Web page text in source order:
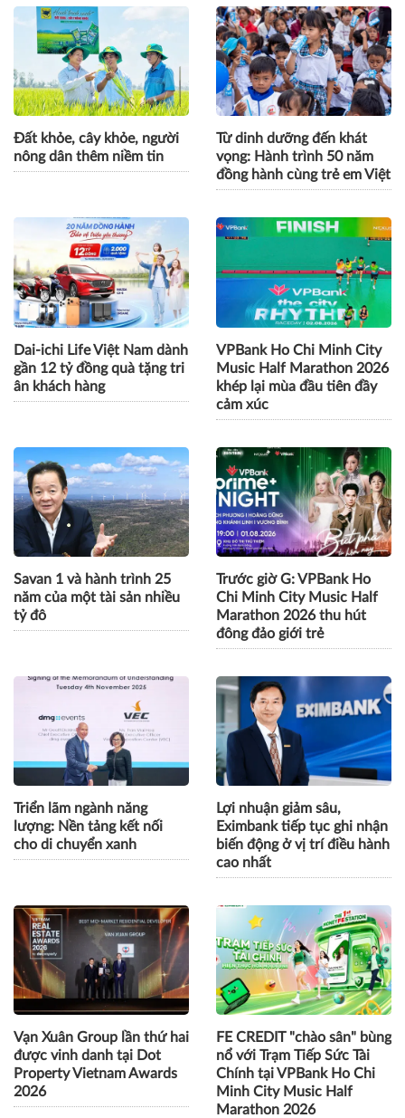
Đất khỏe, cây khỏe, người
nông dân thêm niềm tin
Từ dinh dưỡng đến khát
vọng: Hành trình 50 năm
đồng hành cùng trẻ em Việt
Dai-ichi Life Việt Nam dành
gần 12 tỷ đồng quà tặng tri
ân khách hàng
VPBank Ho Chi Minh City
Music Half Marathon 2026
khép lại mùa đầu tiên đầy
cảm xúc
Savan 1 và hành trình 25
năm của một tài sản nhiều
tỷ đô
Trước giờ G: VPBank Ho
Chi Minh City Music Half
Marathon 2026 thu hút
đông đảo giới trẻ
Triển lãm ngành năng
lượng: Nền tảng kết nối
cho di chuyển xanh
Lợi nhuận giảm sâu,
Eximbank tiếp tục ghi nhận
biến động ở vị trí điều hành
cao nhất
Vạn Xuân Group lần thứ hai
được vinh danh tại Dot
Property Vietnam Awards
2026
FE CREDIT "chào sân" bùng
nổ với Trạm Tiếp Sức Tài
Chính tại VPBank Ho Chi
Minh City Music Half
Marathon 2026